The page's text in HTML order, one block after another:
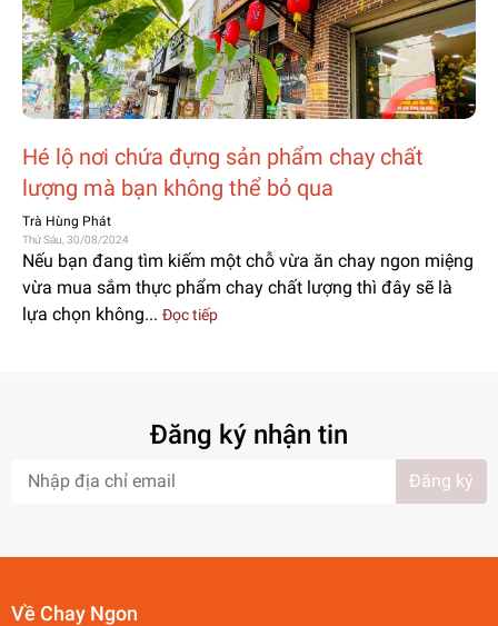
Hé lộ nơi chứa đựng sản phẩm chay chất
lượng mà bạn không thể bỏ qua
Trà Hùng Phát
Thứ Sáu, 30/08/2024
Nếu bạn đang tìm kiếm một chỗ vừa ăn chay ngon miệng
vừa mua sắm thực phẩm chay chất lượng thì đây sẽ là
lựa chọn không... Đọc tiếp
Đăng ký nhận tin
Đăng ký
Về Chay Ngon